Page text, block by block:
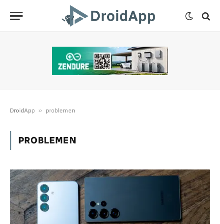
DroidApp » problemen
PROBLEMEN